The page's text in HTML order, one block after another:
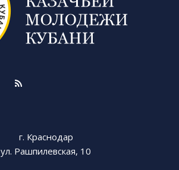
г. Краснодар
ул. Рашпилевская, 10